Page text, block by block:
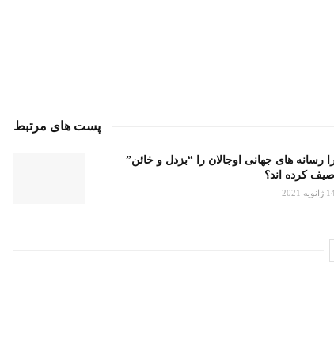
پست های مرتبط
رسانه های جهانی اوجالان را “بزدل و خائن”
کرده اند؟